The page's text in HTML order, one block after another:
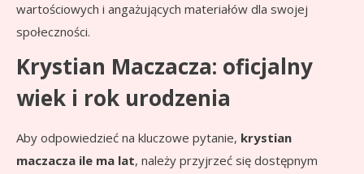
wartościowych i angażujących materiałów dla swojej
społeczności.
Krystian Maczacza: oficjalny
wiek i rok urodzenia
Aby odpowiedzieć na kluczowe pytanie, krystian
maczacza ile ma lat, należy przyjrzeć się dostępnym